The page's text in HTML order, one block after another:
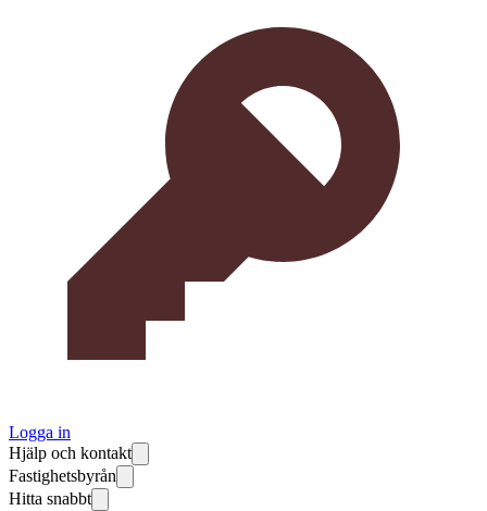
Logga in
Hjälp och kontakt
Fastighetsbyrån
Hitta snabbt